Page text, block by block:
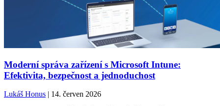
Moderní správa zařízení s Microsoft Intune:
Efektivita, bezpečnost a jednoduchost
Lukáš Honus | 14. červen 2026